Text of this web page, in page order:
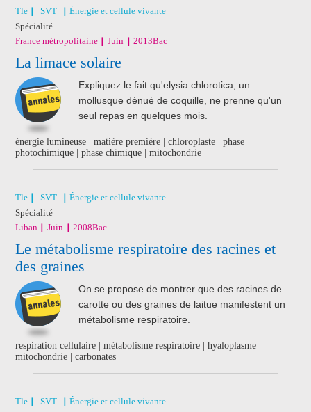
Tle SVT
Énergie et cellule vivante
Spécialité
France métropolitaine
Juin 2013Bac
La limace solaire
Expliquez le fait qu'elysia chlorotica, un
mollusque dénué de coquille, ne prenne qu'un
seul repas en quelques mois.
énergie lumineuse | matière première | chloroplaste | phase
photochimique | phase chimique | mitochondrie
Tle SVT
Énergie et cellule vivante
Spécialité
Liban
Juin 2008Bac
Le métabolisme respiratoire des racines et
des graines
On se propose de montrer que des racines de
carotte ou des graines de laitue manifestent un
métabolisme respiratoire.
respiration cellulaire | métabolisme respiratoire | hyaloplasme |
mitochondrie | carbonates
Tle SVT
Énergie et cellule vivante